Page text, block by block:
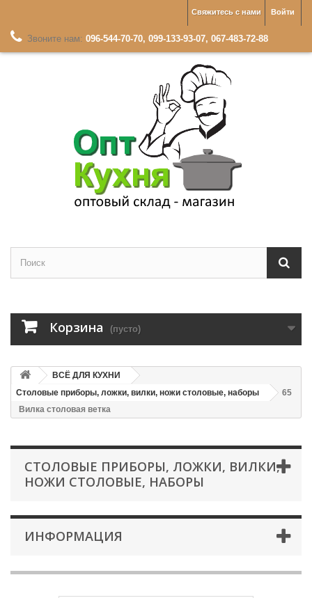
Войти
Свяжитесь с нами
Звоните нам: 096-544-70-70, 099-133-93-07, 067-483-72-88
Корзина (пусто)
ВСЁ ДЛЯ КУХНИ
Столовые приборы, ложки, вилки, ножи столовые, наборы
65
Вилка столовая ветка
СТОЛОВЫЕ ПРИБОРЫ, ЛОЖКИ, ВИЛКИ,
НОЖИ СТОЛОВЫЕ, НАБОРЫ
ИНФОРМАЦИЯ